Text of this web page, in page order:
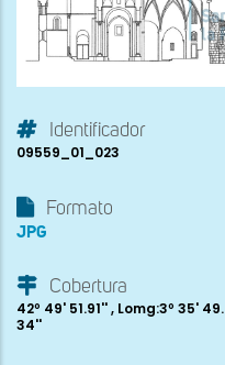
Identificador
09559_01_023
Formato
JPG
Cobertura
42º 49' 51.91'' , Lomg:3º 35' 49.
34''